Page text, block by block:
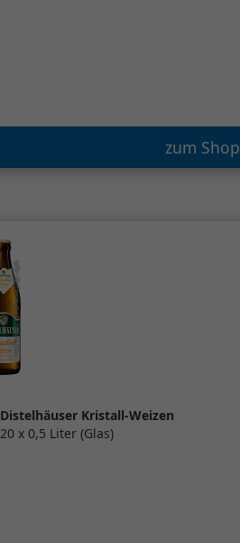
zum Shop
Distelhäuser Kristall-Weizen
20 x 0,5 Liter (Glas)